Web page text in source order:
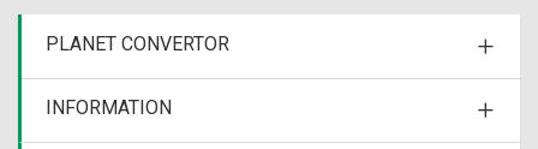
PLANET CONVERTOR
INFORMATION